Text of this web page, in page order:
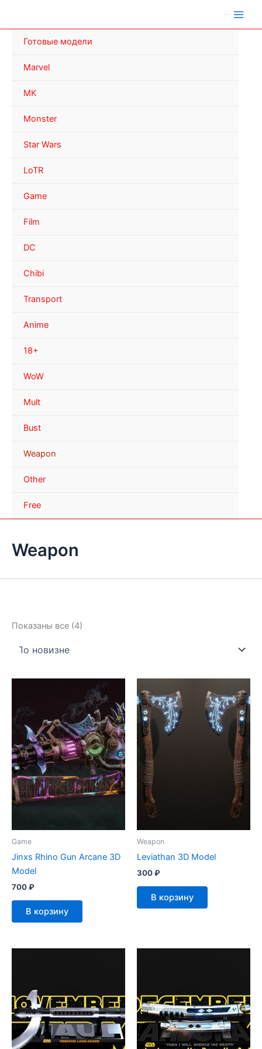
Готовые модели
Marvel
MK
Monster
Star Wars
LoTR
Game
Film
DC
Chibi
Transport
Anime
18+
WoW
Mult
Bust
Weapon
Other
Free
Weapon
Показаны все (4)
Game
Jinxs Rhino Gun Arcane 3D
Model
700₽
В корзину
Weapon
Leviathan 3D Model
300₽
В корзину